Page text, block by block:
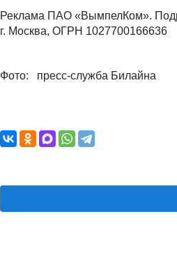
Реклама ПАО «ВымпелКом».
г. Москва, ОГРН 1027700166636
Фото: пресс-служба Билайна